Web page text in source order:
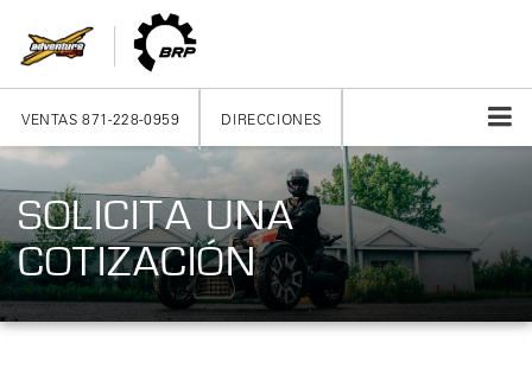
VENTAS 871-228-0959 DIRECCIONES
SOLICITA UNA
COTIZACIÓN